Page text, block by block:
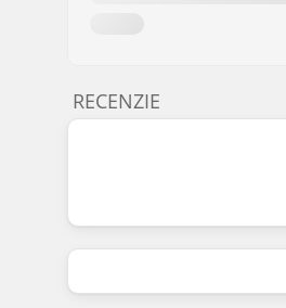
RECENZIE